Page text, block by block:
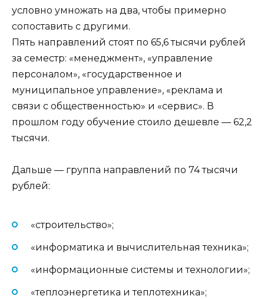
условно умножать на два, чтобы примерно
сопоставить с другими.
Пять направлений стоят по 65,6 тысячи рублей
за семестр: «менеджмент», «управление
персоналом», «государственное и
муниципальное управление», «реклама и
связи с общественностью» и «сервис». В
прошлом году обучение стоило дешевле — 62,2
тысячи.
Дальше — группа направлений по 74 тысячи
рублей:
«строительство»;
«информатика и вычислительная техника»;
«информационные системы и технологии»;
«теплоэнергетика и теплотехника»;